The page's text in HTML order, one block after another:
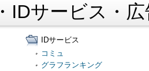
IDサービス・
IDサービス
コミュ
グラフランキング